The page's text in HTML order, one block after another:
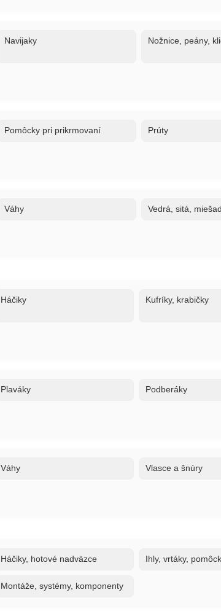
Navijaky Nožnice, peány,
Pomôcky pri prikrmovaní Prúty
Váhy Vedrá, sitá,
Háčiky Kufríky, krabičky
Plaváky Podberáky
Váhy Vlasce a šnúry
Háčiky, hotové nadväzce Ihly, vrtáky,
Montáže, systémy, komponenty